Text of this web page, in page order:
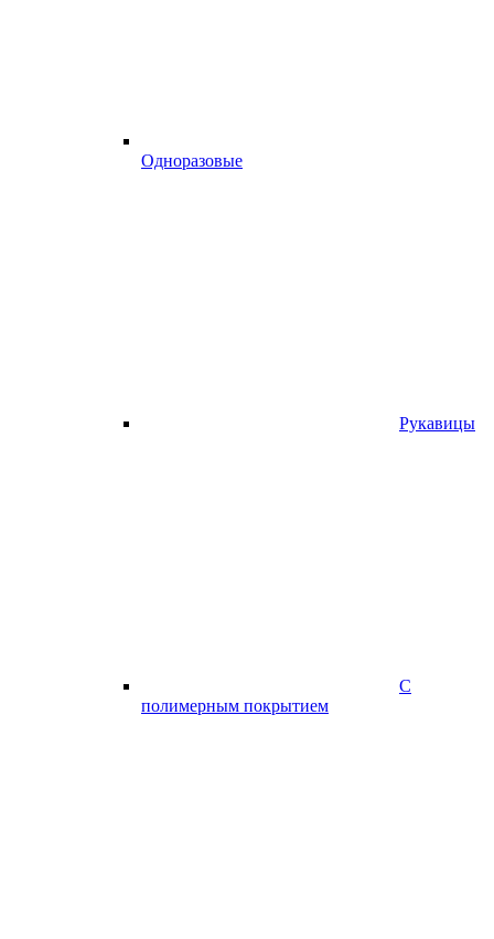
Одноразовые
Рукавицы
С
полимерным покрытием